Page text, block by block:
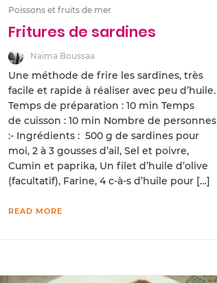
Poissons et fruits de mer
Fritures de sardines
Naima Boussaa
Une méthode de frire les sardines, très
facile et rapide à réaliser avec peu d’huile.
Temps de préparation : 10 min Temps
de cuisson : 10 min Nombre de personnes
:- Ingrédients : 500 g de sardines pour
moi, 2 à 3 gousses d’ail, Sel et poivre,
Cumin et paprika, Un filet d’huile d’olive
(facultatif), Farine, 4 c-à-s d’huile pour […]
READ MORE